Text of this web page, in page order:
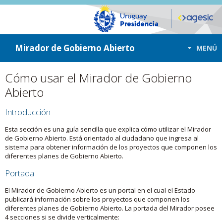
ir a contenido
ir al menú
Mirador de Gobierno Abierto MENÚ
Cómo usar el Mirador de Gobierno
Abierto
Introducción
Esta sección es una guía sencilla que explica cómo utilizar el Mirador
de Gobierno Abierto. Está orientado al ciudadano que ingresa al
sistema para obtener información de los proyectos que componen los
diferentes planes de Gobierno Abierto.
Portada
El Mirador de Gobierno Abierto es un portal en el cual el Estado
publicará información sobre los proyectos que componen los
diferentes planes de Gobierno Abierto. La portada del Mirador posee
4 secciones si se divide verticalmente: